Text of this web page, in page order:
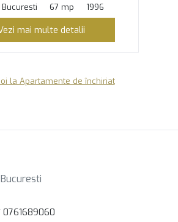
Bucuresti
67 mp 1996
mai multe detalii
la Apartamente de închiriat
0761689060